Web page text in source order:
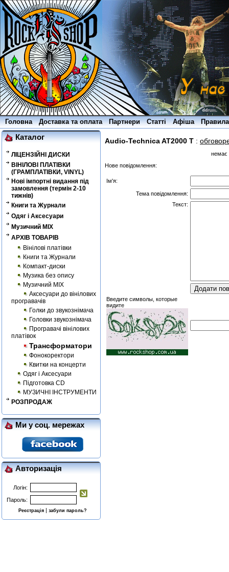
Головна Доставка та оплата Партнери Статті Афіша
Каталог
ЛІЦЕНЗІЙНІ ДИСКИ
ВІНІЛОВІ ПЛАТІВКИ
(ГРАМПЛАТІВКИ, VINYL)
Нові імпортні видання під
замовлення (термін 2-10
тижнів)
Книги та Журнали
Одяг і Аксесуари
Музичний MIX
АРХІВ ТОВАРІВ
Вінілові платівки
Книги та Журнали
Компакт-диски
Музика без опису
Музичний MIX
Аксесуари до вінілових
програвачів
Голки до звукознімача
Головки звукознімача
Програвачі вінілових
платівок
Трансформатори
Фонокоректори
Квитки на концерти
Одяг і Аксесуари
Підготовка CD
МУЗИЧНІ ІНСТРУМЕНТИ
РОЗПРОДАЖ
Ми у соц. мережах
Авторизація
Логін:
Пароль:
Реєстрація| забули пароль?
Audio-Technica AT2000 T :
немає
Нове повідомлення:
Ім'я:
Тема повідомлення:
Текст:
Введите символы, которые
видите